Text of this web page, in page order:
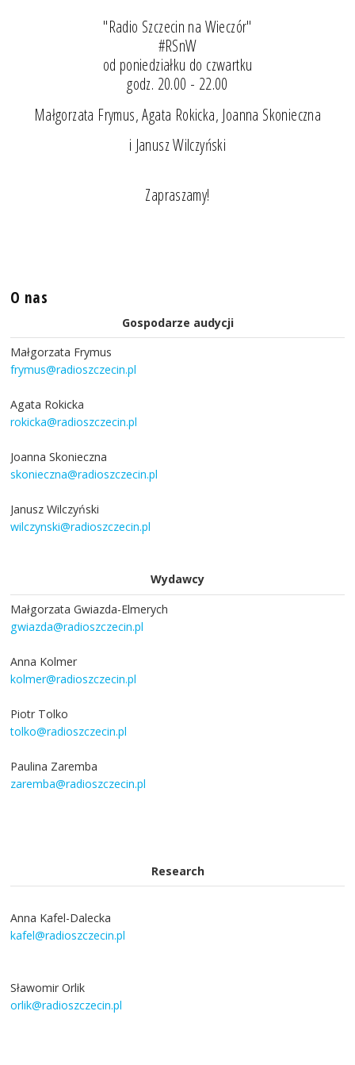
"Radio Szczecin na Wieczór"
#RSnW
od poniedziałku do czwartku
godz. 20.00 - 22.00
Małgorzata Frymus, Agata Rokicka, Joanna Skonieczna
i Janusz Wilczyński
Zapraszamy!
O nas
Gospodarze audycji
Małgorzata Frymus
frymus@radioszczecin.pl
Agata Rokicka
rokicka@radioszczecin.pl
Joanna Skonieczna
skonieczna@radioszczecin.pl
Janusz Wilczyński
wilczynski@radioszczecin.pl
Wydawcy
Małgorzata Gwiazda-Elmerych
gwiazda@radioszczecin.pl
Anna Kolmer
kolmer@radioszczecin.pl
Piotr Tolko
tolko@radioszczecin.pl
Paulina Zaremba
zaremba@radioszczecin.pl
Research
Anna Kafel-Dalecka
kafel@radioszczecin.pl
Sławomir Orlik
orlik@radioszczecin.pl